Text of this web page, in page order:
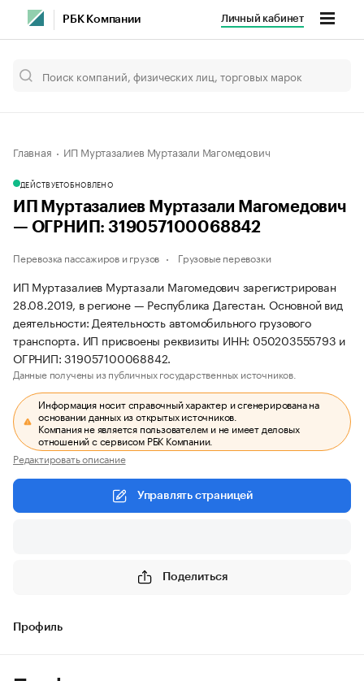
РБК Компании Личный кабинет
Главная ИП Муртазалиев Муртазали Магомедович
ДЕЙСТВУЕТОБНОВЛЕНО
ИП Муртазалиев Муртазали Магомедович
— ОГРНИП: 319057100068842
Перевозка пассажиров и грузов Грузовые перевозки
ИП Муртазалиев Муртазали Магомедович зарегистрирован
28.08.2019, в регионе — Республика Дагестан. Основной вид
деятельности: Деятельность автомобильного грузового
транспорта. ИП присвоены реквизиты ИНН: 050203555793 и
ОГРНИП: 319057100068842.
Данные получены из публичных государственных источников.
Информация носит справочный характер и сгенерирована на
основании данных из открытых источников.
Компания не является пользователем и не имеет деловых
отношений с сервисом РБК Компании.
Редактировать описание
Управлять страницей
Поделиться
Профиль